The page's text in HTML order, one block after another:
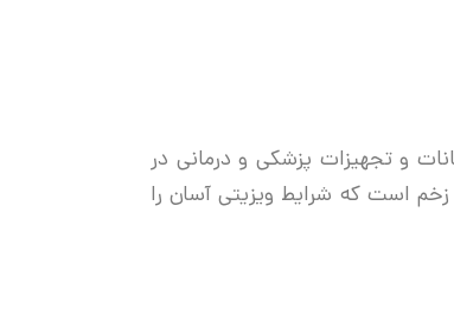
و تجهیزات پزشکی و درمانی در
زخم است که شرایط ویزیتی آسان را